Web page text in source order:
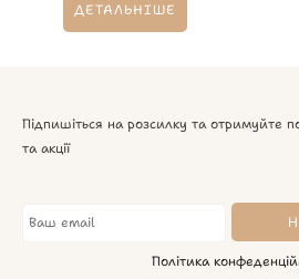
ДЕТАЛЬНІШЕ
Підпишіться на розсилку та отримуйте
та акції
Політика